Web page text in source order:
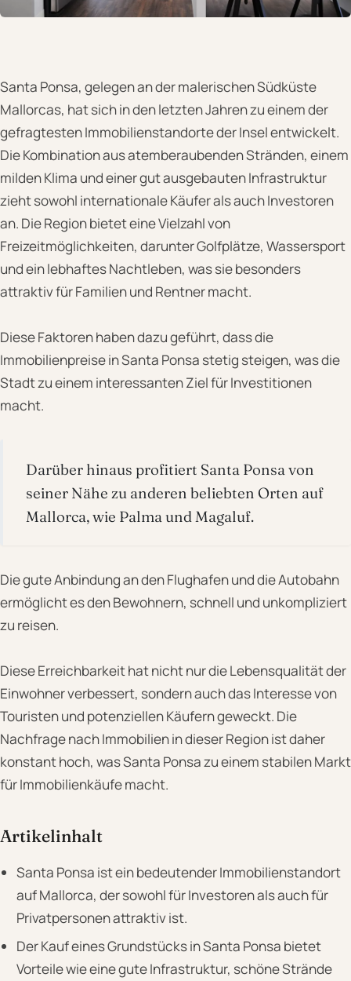
Santa Ponsa, gelegen an der malerischen Südküste
Mallorcas, hat sich in den letzten Jahren zu einem der
gefragtesten Immobilienstandorte der Insel entwickelt.
Die Kombination aus atemberaubenden Stränden, einem
milden Klima und einer gut ausgebauten Infrastruktur
zieht sowohl internationale Käufer als auch Investoren
an. Die Region bietet eine Vielzahl von
Freizeitmöglichkeiten, darunter Golfplätze, Wassersport
und ein lebhaftes Nachtleben, was sie besonders
attraktiv für Familien und Rentner macht.
Diese Faktoren haben dazu geführt, dass die
Immobilienpreise in Santa Ponsa stetig steigen, was die
Stadt zu einem interessanten Ziel für Investitionen
macht.
Darüber hinaus profitiert Santa Ponsa von
seiner Nähe zu anderen beliebten Orten auf
Mallorca, wie Palma und Magaluf.
Die gute Anbindung an den Flughafen und die Autobahn
ermöglicht es den Bewohnern, schnell und unkompliziert
zu reisen.
Diese Erreichbarkeit hat nicht nur die Lebensqualität der
Einwohner verbessert, sondern auch das Interesse von
Touristen und potenziellen Käufern geweckt. Die
Nachfrage nach Immobilien in dieser Region ist daher
konstant hoch, was Santa Ponsa zu einem stabilen Markt
für Immobilienkäufe macht.
Artikelinhalt
Santa Ponsa ist ein bedeutender Immobilienstandort
auf Mallorca, der sowohl für Investoren als auch für
Privatpersonen attraktiv ist.
Der Kauf eines Grundstücks in Santa Ponsa bietet
Vorteile wie eine gute Infrastruktur, schöne Strände